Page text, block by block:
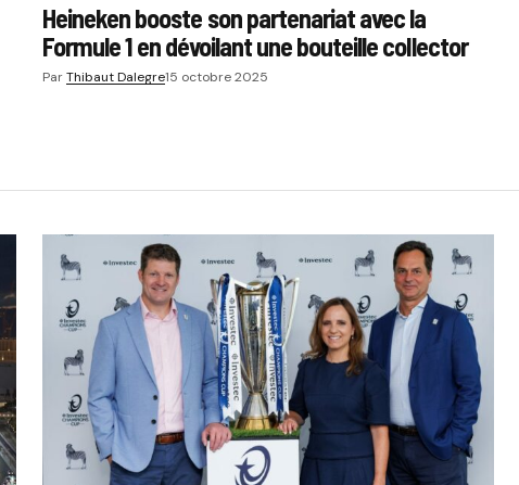
Heineken booste son partenariat avec la
Formule 1 en dévoilant une bouteille collector
ParThibaut Dalegre15 octobre 2025